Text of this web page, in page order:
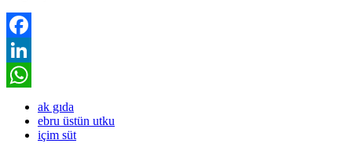
Facebook
LinkedIn
WhatsApp
ak gıda
ebru üstün utku
içim süt